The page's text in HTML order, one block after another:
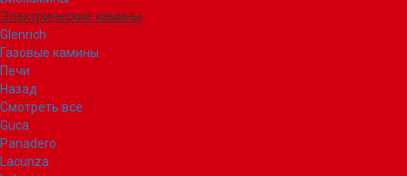
Электрические камины
Glenrich
Газовые камины
Печи
Назад
Смотреть все
Guca
Panadero
Lacunza